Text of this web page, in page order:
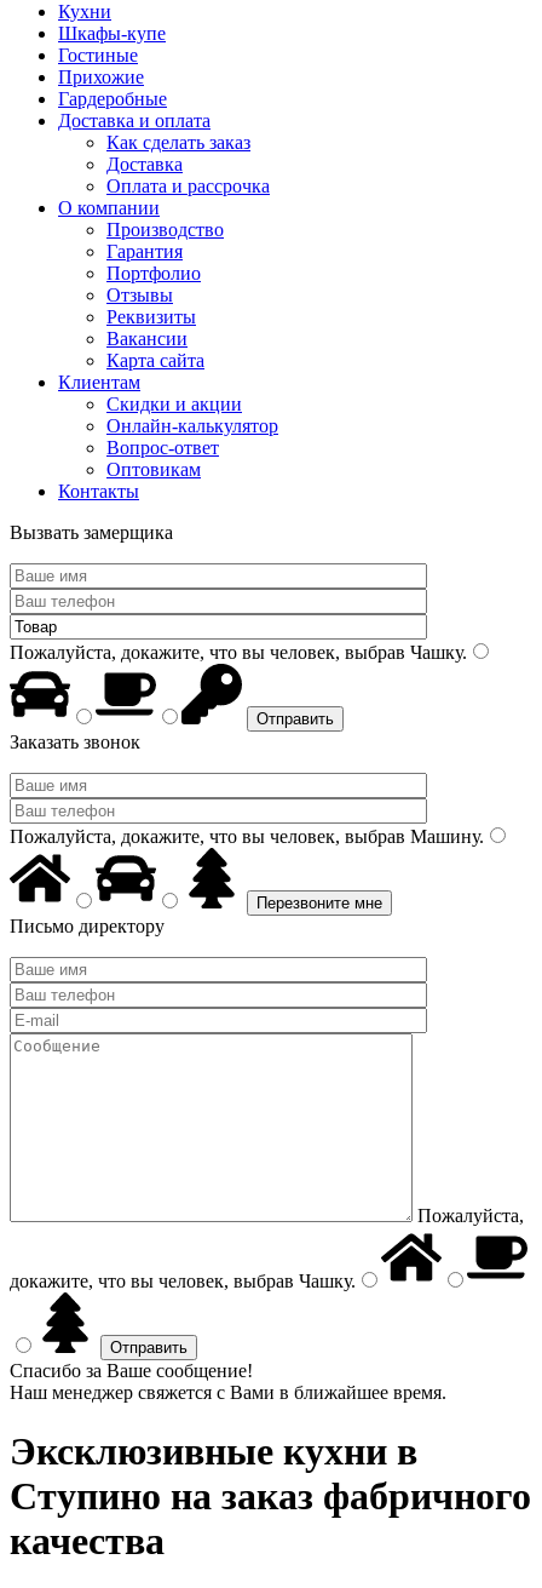
Кухни
Шкафы-купе
Гостиные
Прихожие
Гардеробные
Доставка и оплата
Как сделать заказ
Доставка
Оплата и рассрочка
О компании
Производство
Гарантия
Портфолио
Отзывы
Реквизиты
Вакансии
Карта сайта
Клиентам
Скидки и акции
Онлайн-калькулятор
Вопрос-ответ
Оптовикам
Контакты
Вызвать замерщика
Пожалуйста, докажите, что вы человек, выбрав Чашку.
Заказать звонок
Пожалуйста, докажите, что вы человек, выбрав Машину.
Письмо директору
Пожалуйста,
докажите, что вы человек, выбрав Чашку.
Спасибо за Ваше сообщение!
Наш менеджер свяжется с Вами в ближайшее время.
Эксклюзивные кухни в
Ступино на заказ фабричного
качества